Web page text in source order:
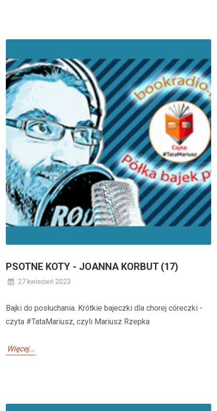
PSOTNE KOTY - JOANNA KORBUT (17)
27 kwiecień 2023
Bajki do posłuchania. Krótkie bajeczki dla chorej córeczki -
czyta #TataMariusz, czyli Mariusz Rzepka
Więcej...